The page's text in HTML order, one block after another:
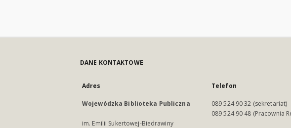
DANE KONTAKTOWE
Adres
Wojewódzka Biblioteka Publiczna
im. Emilii Sukertowej-Biedrawiny
Telefon
089 524 90 32 (sekretariat)
089 524 90 48 (Pracownia